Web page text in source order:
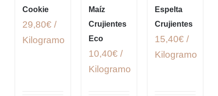
Cookie
29,80€ /
Kilogramo
Maíz
Crujientes
Eco
10,40€ /
Kilogramo
Espelta
Crujientes
15,40€ /
Kilogramo